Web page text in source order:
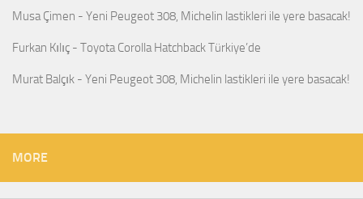
Musa Çimen - Yeni Peugeot 308, Michelin lastikleri ile yere basacak!
Furkan Kılıç - Toyota Corolla Hatchback Türkiye’de
Murat Balçık - Yeni Peugeot 308, Michelin lastikleri ile yere basacak!
MORE